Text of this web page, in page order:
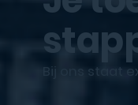
Bij ons staat